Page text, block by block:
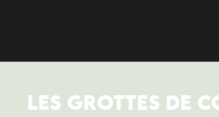
LES GROTTES DE